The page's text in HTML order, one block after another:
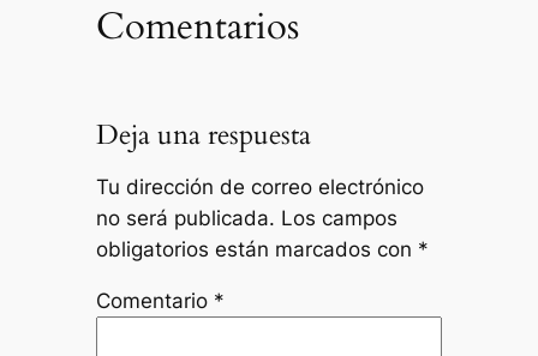
Comentarios
Deja una respuesta
Tu dirección de correo electrónico
no será publicada. Los campos
obligatorios están marcados con *
Comentario *